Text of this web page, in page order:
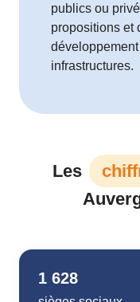
publics ou
propositions et
infrastructures.
Les
1 628